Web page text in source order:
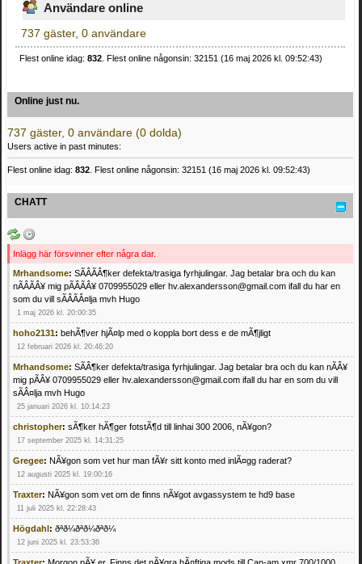
Användare online
737 gäster, 0 användare
Flest online idag:832 . Flest online någonsin: 32151 (16 maj 2026 kl. 09:52:43)
Online just nu.
737 gäster, 0 användare (0 dolda)
Users active in past minutes:
Flest online idag: 832 . Flest online någonsin: 32151 (16 maj 2026 kl. 09:52:43)
CHATT
Inlägg här försvinner efter några dar.
Mrhandsome: SÃÂÃÂ¶ker defekta/trasiga fyrhjulingar. Jag betalar bra och du kan
nÃÂÃÂ¥ mig pÃÂÃÂ¥ 0709955029 eller hv.alexandersson@gmail.com ifall du har en
som du vill sÃÂÃÂ¤lja mvh Hugo
1 maj 2026 kl. 20:00:35
hoho2131: behÃ¶ver hjÃ¤lp med o koppla bort dess e de mÃ¶jligt
12 februari 2026 kl. 20:46:20
Mrhandsome: SÃÂ¶ker defekta/trasiga fyrhjulingar. Jag betalar bra och du kan nÃÂ¥
mig pÃÂ¥ 0709955029 eller hv.alexandersson@gmail.com ifall du har en som du vill
sÃÂ¤lja mvh Hugo
25 januari 2026 kl. 10:14:23
christopher: sÃ¶ker hÃ¶ger fotstÃ¶d till linhai 300 2006, nÃ¥gon?
17 september 2025 kl. 14:31:25
Gregee: NÃ¥gon som vet hur man fÃ¥r sitt konto med inlÃ¤gg raderat?
12 augusti 2025 kl. 19:00:16
Traxter: NÃ¥gon som vet om de finns nÃ¥got avgassystem te hd9 base
11 juli 2025 kl. 22:28:43
Högdahl: ðªð¼ðªð¼ðªð¼
12 juni 2025 kl. 23:53:36